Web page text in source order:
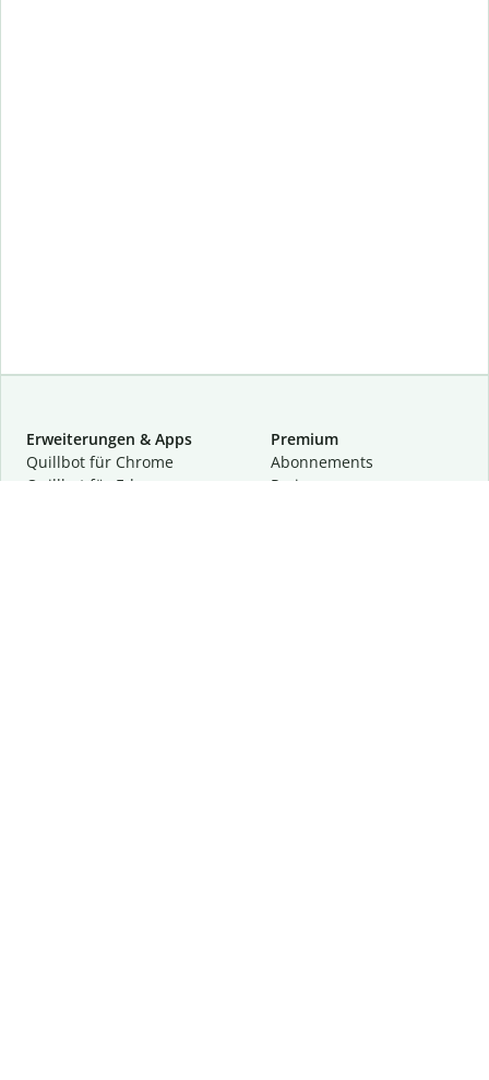
Erweiterungen & Apps
Quillbot für Chrome
Quillbot für Edge
Premium
Abon­ne­ments
Preise